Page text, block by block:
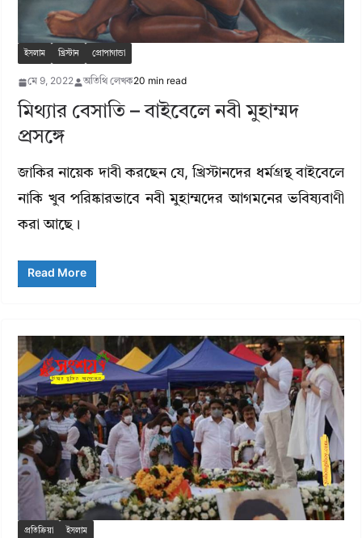
ইসলাম খ্রিস্টান প্রোপাগান্ডা
মে 9, 2022 অতিথি লেখক20 min read
মিথ্যার বেসাতি – বাইবেলে নবী মুহাম্মদ
প্রসঙ্গে
জাকির নায়েক দাবী করছেন যে, খ্রিস্টানদের ধর্মগ্রন্থ বাইবেলে
নাকি খুব পরিষ্কারভাবে নবী মুহাম্মদের আগমনের ভবিষ্যবাণী
করা আছে।
Read More
প্রতিক্রিয়া ইসলাম